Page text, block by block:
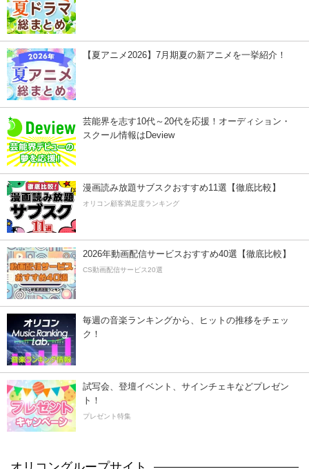
【夏アニメ2026】7月期夏の新アニメを一挙紹介！
芸能界を志す10代～20代を応援！オーディション・
スクール情報はDeview
漫画読み放題サブスクおすすめ11選【徹底比較】
オリコン顧客満足度ランキング
2026年動画配信サービスおすすめ40選【徹底比較】
CS動画配信サービス20選
毎週の音楽ランキングから、ヒットの推移をチェッ
ク！
試写会、登壇イベント、サインチェキなどプレゼン
ト！
プレゼント特集